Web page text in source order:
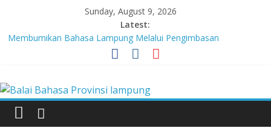
content
Sunday, August 9, 2026
Latest:
Membumikan Bahasa Lampung Melalui Pengimbasan
Revitalisasi Bahasa Daerah
Lebih dari 5,5 Juta Buku Bacaan Bermutu Dikirim untuk Perkuat
Literasi Anak Indonesia
Tingkatkan Kolaborasi Melalui Festival Literasi Lampung
Balai
Bahasa